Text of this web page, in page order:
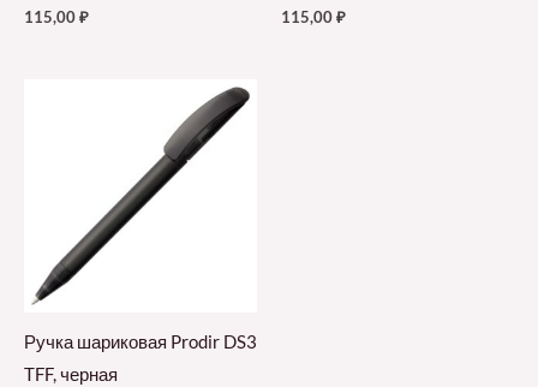
115,00₽ 115,00₽
Ручка шариковая Prodir DS3
TFF, черная